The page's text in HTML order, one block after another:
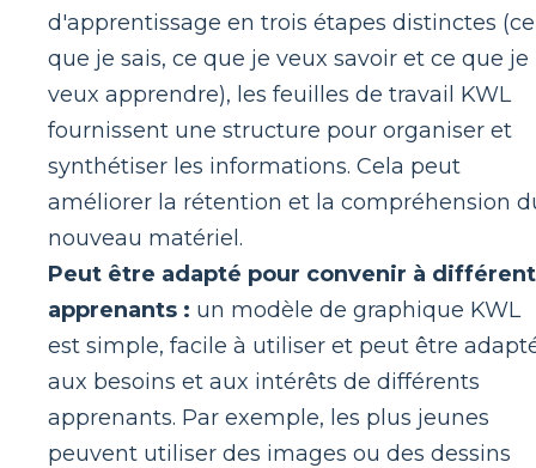
d'apprentissage en trois étapes distinctes (ce
que je sais, ce que je veux savoir et ce que je
veux apprendre), les feuilles de travail KWL
fournissent une structure pour organiser et
synthétiser les informations. Cela peut
améliorer la rétention et la compréhension
nouveau matériel.
Peut être adapté pour convenir à
apprenants : un modèle de graphique KWL
est simple, facile à utiliser et peut être
aux besoins et aux intérêts de différents
apprenants. Par exemple, les plus jeunes
peuvent utiliser des images ou des dessins